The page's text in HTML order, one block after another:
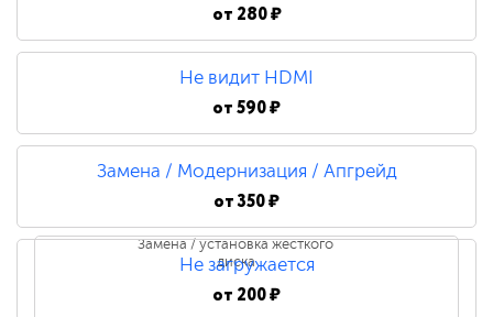
от 280 ₽
Не видит HDMI
от590 ₽
Замена / Модернизация / Апгрейд
от350 ₽
Замена / установка жесткого
диска
Не загружается
от 200 ₽